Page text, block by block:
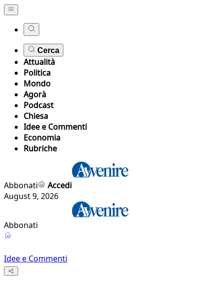
Cerca
Attualità
Politica
Mondo
Agorà
Podcast
Chiesa
Idee e Commenti
Economia
Rubriche
Abbonati
Accedi
August 9, 2026
Abbonati
Idee e Commenti